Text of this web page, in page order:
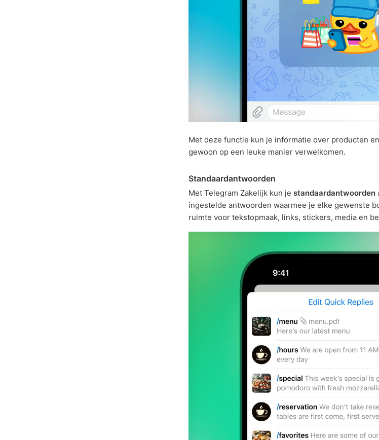
Met deze functie kun je informatie over producten
gewoon op een leuke manier verwelkomen.
Standaardantwoorden
Met Telegram Zakelijk kun je standaardantwoorden
ingestelde antwoorden waarmee je elke gewenste
ruimte voor tekstopmaak, links, stickers, media en